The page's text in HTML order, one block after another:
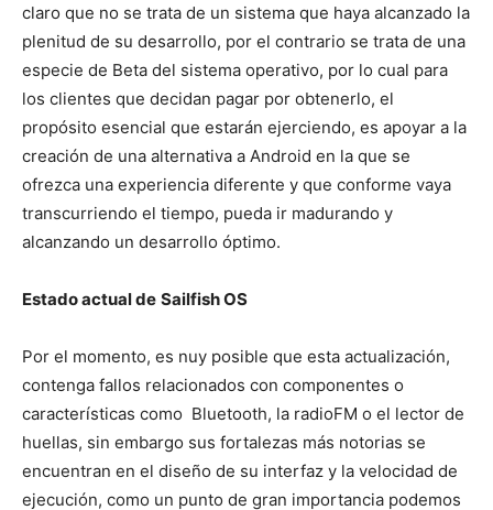
claro que no se trata de un sistema que haya alcanzado la
plenitud de su desarrollo, por el contrario se trata de una
especie de Beta del sistema operativo, por lo cual para
los clientes que decidan pagar por obtenerlo, el
propósito esencial que estarán ejerciendo, es apoyar a la
creación de una alternativa a Android en la que se
ofrezca una experiencia diferente y que conforme vaya
transcurriendo el tiempo, pueda ir madurando y
alcanzando un desarrollo óptimo.
Estado actual de Sailfish OS
Por el momento, es nuy posible que esta actualización,
contenga fallos relacionados con componentes o
características como Bluetooth, la radioFM o el lector de
huellas, sin embargo sus fortalezas más notorias se
encuentran en el diseño de su interfaz y la velocidad de
ejecución, como un punto de gran importancia podemos